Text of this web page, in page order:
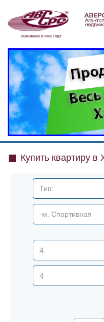
Купить квартиру в
Тип:
-м. Спортивная